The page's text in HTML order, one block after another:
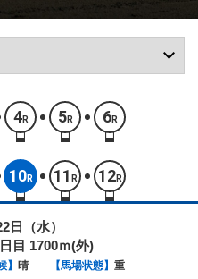
4R 5R 6R
10R 11 R 12R
日（水）
目 1700ｍ(外)
】 晴 【馬場状態】 重